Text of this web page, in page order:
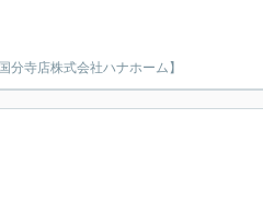
分寺店株式会社ハナホーム】